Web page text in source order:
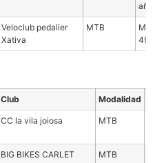
Veloclub pedalier
Xativa
MTB
49
Club Modalidad
CC la vila joiosa MTB
BIG BIKES CARLET MTB